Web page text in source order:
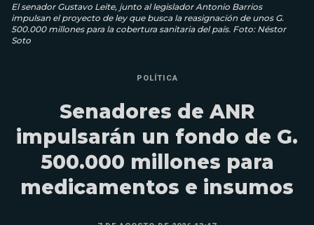
El senador Gustavo Leite, junto al legislador Antonio Barrios
impulsan el proyecto de ley que busca la reasignación de unos G.
500.000 millones para la cobertura sanitaria del país. Foto: Néstor
Soto
POLÍTICA
Senadores de ANR
impulsarán un fondo de G.
500.000 millones para
medicamentos e insumos